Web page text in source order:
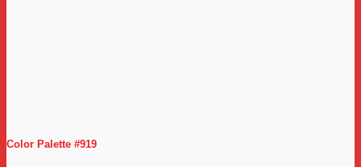
Color Palette #919